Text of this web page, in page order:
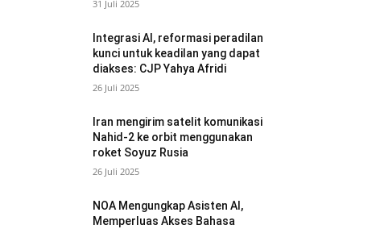
31 Juli 2025
Integrasi AI, reformasi peradilan
kunci untuk keadilan yang dapat
diakses: CJP Yahya Afridi
26 Juli 2025
Iran mengirim satelit komunikasi
Nahid-2 ke orbit menggunakan
roket Soyuz Rusia
26 Juli 2025
NOA Mengungkap Asisten AI,
Memperluas Akses Bahasa